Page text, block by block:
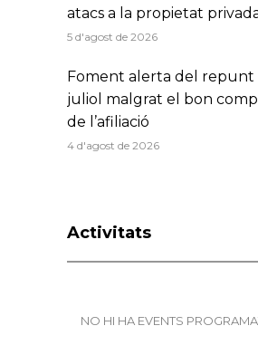
atacs a la propietat
5 d'agost de 2026
Foment alerta del repunt
juliol malgrat el bon
de l’afiliació
4 d'agost de 2026
Activitats
NO HI HA EVENTS